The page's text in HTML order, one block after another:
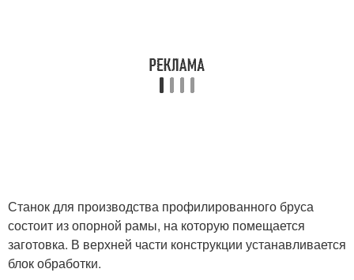
Станок для производства профилированного бруса
состоит из опорной рамы, на которую помещается
заготовка. В верхней части конструкции устанавливается
блок обработки.